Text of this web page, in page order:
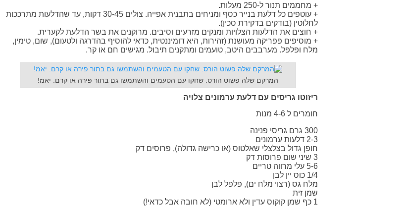
+ מחממים תנור ל-250 מעלות.
+ עוטפים כל דלעת בנייר כסף ומניחים בתבנית אפייה. צולים 30-45 דקות, עד שהדלעות מתרככות
לחלוטין (בודקים בדקירת סכין).
+ חוצים את הדלעות הצלויות ומנקים מזרעים וסיבים. מרוקנים את בשר הדלעת לקערית.
+ מוסיפים פפריקה מעושנת (זהירות, היא דומיננטית, כדאי להוסיף בהדרגה ולטעום), שום, טימין,
מלח ופלפל. מערבבים היטב, טועמים ומתקנים תיבול. מגישים חם או קר.
המרקם שלה פשוט הורס. שחקו עם הטעמים והשתמשו גם בתור פירה או קרם. יאמ!
ריזוטו גריסים עם דלעת ערמונים צלויה
חומרים ל 4-6 מנות
300 גרם גריסי פנינה
2-3 דלעות ערמונים
חופן גדול בצלצלי שאלטוס (או כרישה גדולה), פרוסים דק
3 שיני שום פרוסות דק
5-6 עלי מרווה טריים
1/4 כוס יין לבן
מלח גס (רצוי מלח ים), פלפל לבן
שמן זית
1 כף שמן קוקוס עדין ולא ארומטי (לא חובה אבל כדאי!)